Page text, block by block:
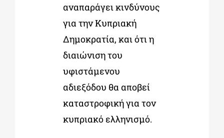
αναπαράγει κινδύνους
για την Κυπριακή
Δημοκρατία, και ότι η
διαιώνιση του
υφιστάμενου
αδιεξόδου θα αποβεί
καταστροφική για τον
κυπριακό ελληνισμό.